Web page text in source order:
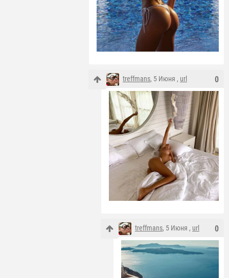
0
treffmans, 5 Июня , url
0
treffmans, 5 Июня , url